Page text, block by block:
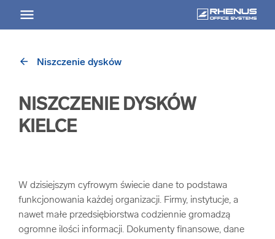
USŁUGI
Niszczenie nośników informacji
Archiwizowanie dokumentów arrow_forward
arrow_back Niszczenie dysków
NISZCZENIE DYSKÓW
KIELCE
W dzisiejszym cyfrowym świecie dane to podstawa
funkcjonowania każdej organizacji. Firmy, instytucje, a
nawet małe przedsiębiorstwa codziennie gromadzą
ogromne ilości informacji. Dokumenty finansowe, dane